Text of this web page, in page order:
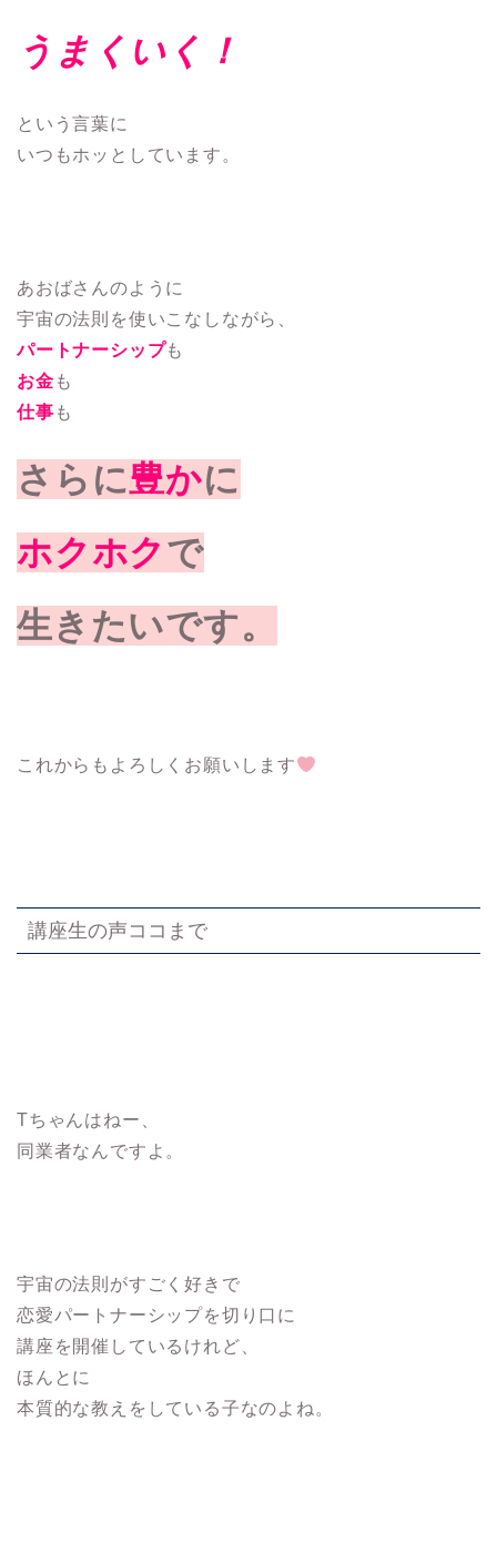
うまくいく！
という言葉に
いつもホッとしています。
あおばさんのように
宇宙の法則を使いこなしながら、
パートナーシップも
お金 も
仕事 も
さらに豊かに
ホクホクで
生きたいです。
これからもよろしくお願いします
講座生の声ココまで
Tちゃんはねー、
同業者なんですよ。
宇宙の法則がすごく好きで
恋愛パートナーシップを切り口に
講座を開催しているけれど、
ほんとに
本質的な教えをしている子なのよね。